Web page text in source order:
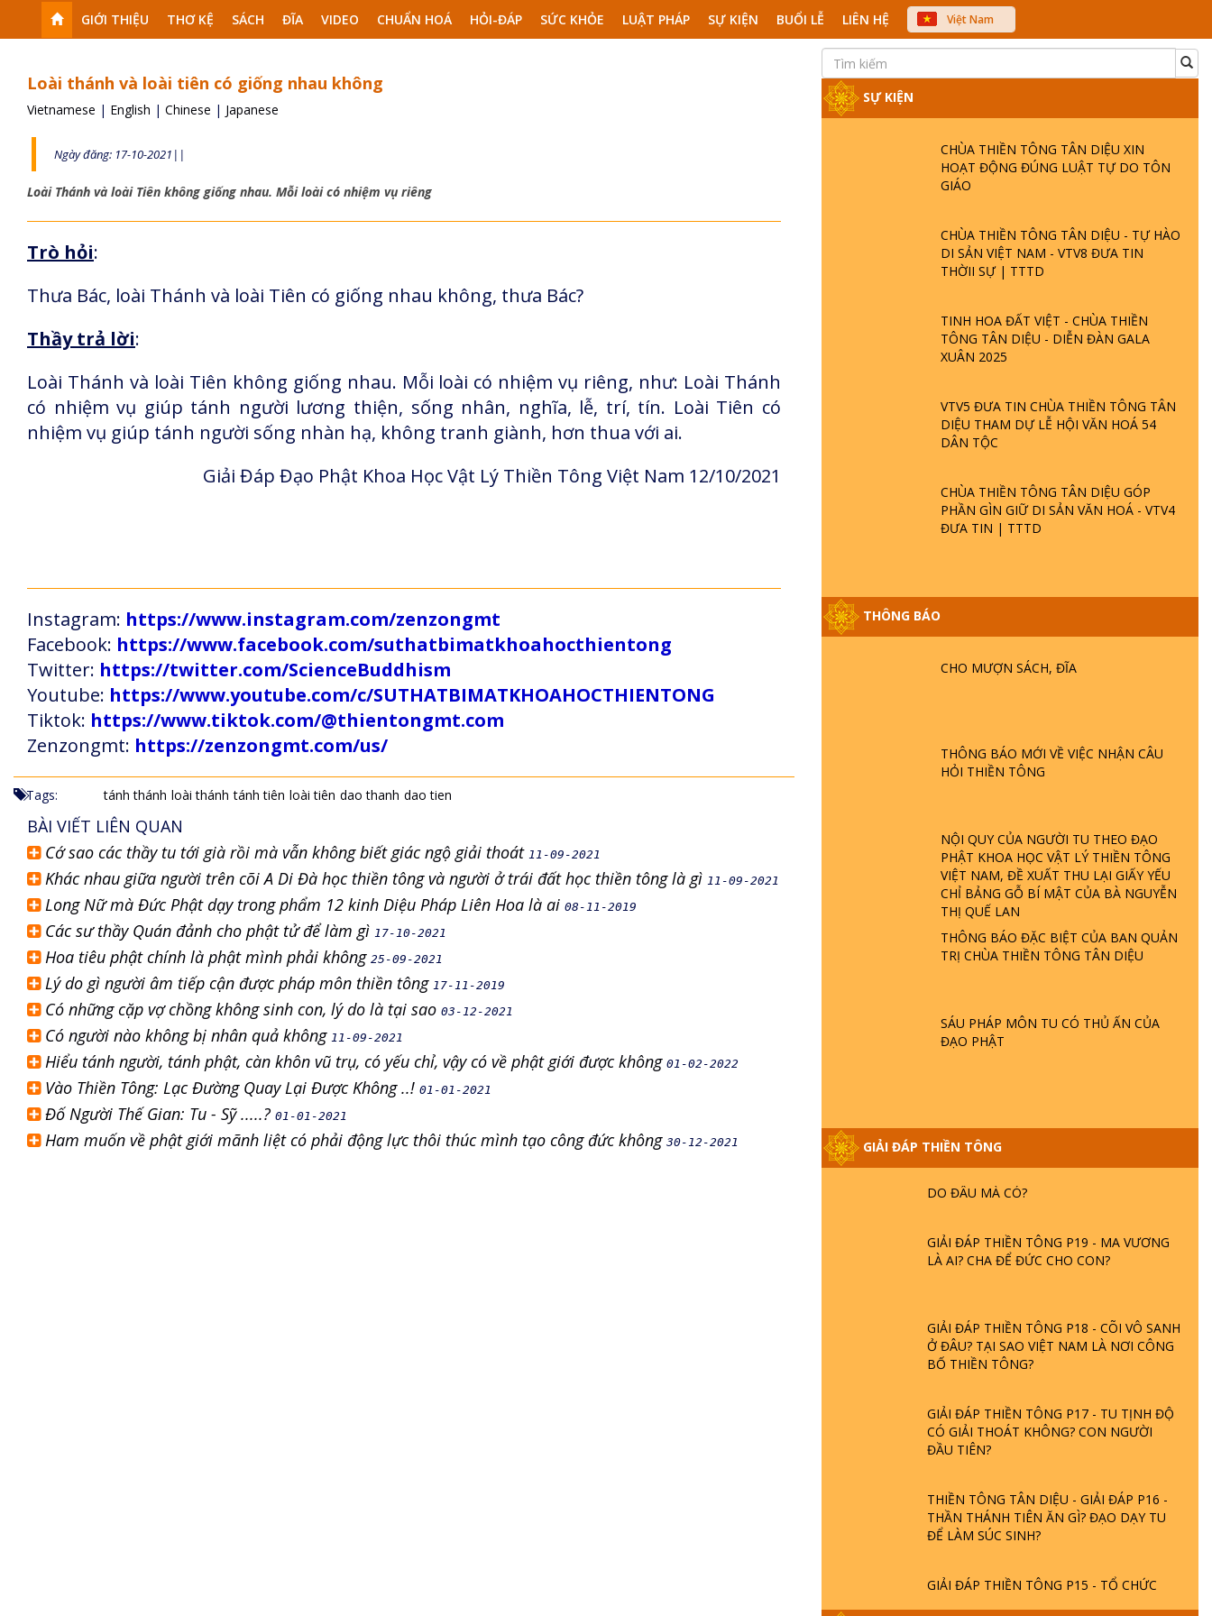
GIỚI THIỆU THƠ KỆ SÁCH ĐĨA VIDEO CHUẨN HOÁ HỎI-ĐÁP SỨC KHỎE LUẬT PHÁP SỰ KIỆN BUỔI LỄ LIÊN HỆ
Việt Nam
中文
Loài thánh và loài tiên có giống nhau không
Vietnamese | English | Chinese | Japanese
Ngày đăng: 17-10-2021||
Loài Thánh và loài Tiên không giống nhau. Mỗi loài có nhiệm vụ riêng
Trò hỏi:
Thưa Bác, loài Thánh và loài Tiên có giống nhau không, thưa Bác?
Thầy trả lời:
Loài Thánh và loài Tiên không giống nhau. Mỗi loài có nhiệm vụ riêng, như: Loài Thánh
có nhiệm vụ giúp tánh người lương thiện, sống nhân, nghĩa, lễ, trí, tín. Loài Tiên có
nhiệm vụ giúp tánh người sống nhàn hạ, không tranh giành, hơn thua với ai.
Giải Đáp Đạo Phật Khoa Học Vật Lý Thiền Tông Việt Nam 12/10/2021
Instagram: https://www.instagram.com/zenzongmt
Facebook: https://www.facebook.com/suthatbimatkhoahocthientong
Twitter: https://twitter.com/ScienceBuddhism
Youtube: https://www.youtube.com/c/SUTHATBIMATKHOAHOCTHIENTONG
Tiktok: https://www.tiktok.com/@thientongmt.com
Zenzongmt: https://zenzongmt.com/us/
Tags: tánh thánh loài thánh tánh tiên loài tiên dao thanh dao tien
BÀI VIẾT LIÊN QUAN
Cớ sao các thầy tu tới già rồi mà vẫn không biết giác ngộ giải thoát 11-09-2021
Khác nhau giữa người trên cõi A Di Đà học thiền tông và người ở trái đất học thiền tông là gì 11-09-2021
Long Nữ mà Đức Phật dạy trong phẩm 12 kinh Diệu Pháp Liên Hoa là ai 08-11-2019
Các sư thầy Quán đảnh cho phật tử để làm gì 17-10-2021
Hoa tiêu phật chính là phật mình phải không 25-09-2021
Lý do gì người âm tiếp cận được pháp môn thiền tông 17-11-2019
Có những cặp vợ chồng không sinh con, lý do là tại sao 03-12-2021
Có người nào không bị nhân quả không 11-09-2021
Hiểu tánh người, tánh phật, càn khôn vũ trụ, có yếu chỉ, vậy có về phật giới được không 01-02-2022
Vào Thiền Tông: Lạc Đường Quay Lại Được Không ..! 01-01-2021
Đố Người Thế Gian: Tu - Sỹ .....? 01-01-2021
Ham muốn về phật giới mãnh liệt có phải động lực thôi thúc mình tạo công đức không 30-12-2021
SỰ KIỆN
CHÙA THIỀN TÔNG TÂN DIỆU XIN
HOẠT ĐỘNG ĐÚNG LUẬT TỰ DO TÔN
GIÁO
CHÙA THIỀN TÔNG TÂN DIỆU - TỰ HÀO
DI SẢN VIỆT NAM - VTV8 ĐƯA TIN
THỜII SỰ | TTTD
TINH HOA ĐẤT VIỆT - CHÙA THIỀN
TÔNG TÂN DIỆU - DIỄN ĐÀN GALA
XUÂN 2025
VTV5 ĐƯA TIN CHÙA THIỀN TÔNG TÂN
DIỆU THAM DỰ LỄ HỘI VĂN HOÁ 54
DÂN TỘC
CHÙA THIỀN TÔNG TÂN DIỆU GÓP
PHẦN GÌN GIỮ DI SẢN VĂN HOÁ - VTV4
ĐƯA TIN | TTTD
THÔNG BÁO
CHO MƯỢN SÁCH, ĐĨA
THÔNG BÁO MỚI VỀ VIỆC NHẬN CÂU
HỎI THIỀN TÔNG
NỘI QUY CỦA NGƯỜI TU THEO ĐẠO
PHẬT KHOA HỌC VẬT LÝ THIỀN TÔNG
VIỆT NAM, ĐỀ XUẤT THU LẠI GIẤY YẾU
CHỈ BẢNG GỖ BÍ MẬT CỦA BÀ NGUYỄN
THỊ QUẾ LAN
THÔNG BÁO ĐẶC BIỆT CỦA BAN QUẢN
TRỊ CHÙA THIỀN TÔNG TÂN DIỆU
SÁU PHÁP MÔN TU CÓ THỦ ẤN CỦA
ĐẠO PHẬT
GIẢI ĐÁP THIỀN TÔNG
GIẢI ĐÁP ĐẶC BIỆT P25 - SUỐT 49 NĂM
HỘI GÌ? TỬ VÌ ĐẠO
PHẬT GIỚI CÓ THỜI GIAN KHÔNG? |
TTTD
LÀ AI? QUỶ SA TĂNG? | TTTD
GIẢI ĐÁP THIỀN TÔNG ĐẶC BIỆT P22 - TẠI
SAO TRÁI ĐẤT NHIỀU THIÊN TAI - LŨ LỤT
- HỎA HOẠN | TTTD
HOA SEN ? | TTTD
GIẢI ĐÁP THIỀN TÔNG ĐẶC BIỆT PHẦN 20
- BÁC NGUYỄN NHÂN LÀ AI? PHIỀN NÃO
DO ĐÂU MÀ CÓ?
GIẢI ĐÁP THIỀN TÔNG P19 - MA VƯƠNG
LÀ AI? CHA ĐỂ ĐỨC CHO CON?
GIẢI ĐÁP THIỀN TÔNG P18 - CÕI VÔ SANH
Ở ĐÂU? TẠI SAO VIỆT NAM LÀ NƠI CÔNG
BỐ THIỀN TÔNG?
GIẢI ĐÁP THIỀN TÔNG P17 - TU TỊNH ĐỘ
CÓ GIẢI THOÁT KHÔNG? CON NGƯỜI
ĐẦU TIÊN?
THIỀN TÔNG TÂN DIỆU - GIẢI ĐÁP P16 -
THẦN THÁNH TIÊN ĂN GÌ? ĐẠO DẠY TU
ĐỂ LÀM SÚC SINH?
GIẢI ĐÁP THIỀN TÔNG P15 - TỔ CHỨC
LOÀI CÔ HỒN - GIÁO LÝ ĐẠO PHẬT KHI
NÀO XUẤT BẢN